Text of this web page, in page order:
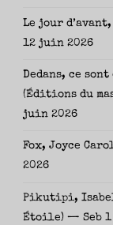
Le jour d’avant,
12 juin 2026
Dedans, ce
(Éditions du
juin 2026
Fox, Joyce
2026
Pikutipi,
Étoile) — Seb